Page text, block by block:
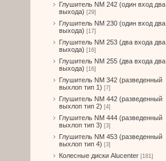
Глушитель NM 242 (один вход два
выхода) [29]
Глушитель NM 230 (один вход два
выхода) [17]
Глушитель NM 253 (два входа два
выхода) [16]
Глушитель NM 255 (два входа два
выхода) [16]
Глушитель NM 342 (разведенный
выхлоп тип 1) [7]
Глушитель NM 442 (разведенный
выхлоп тип 2) [4]
Глушитель NM 444 (разведенный
выхлоп тип 3) [3]
Глушитель NM 453 (разведенный
выхлоп тип 4) [3]
Колесные диски Alucenter [181]